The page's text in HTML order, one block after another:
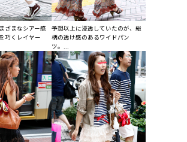
ざまなシアー感
巧くレイヤー
予想以上に浸透していたのが、総
柄の透け感のあるワイドパン
ツ。...